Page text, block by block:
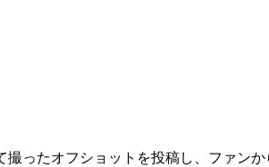
ったオフショットを投稿し、ファンか